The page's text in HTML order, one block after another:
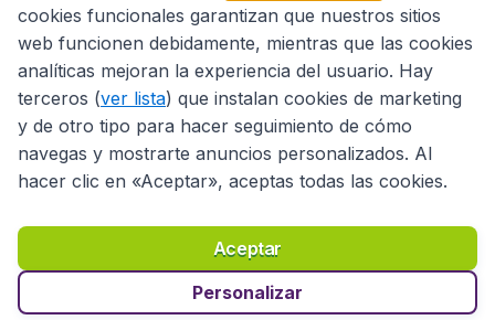
Privacidad
Copyright © 2026
cookies funcionales garantizan que nuestros sitios
web funcionen debidamente, mientras que las cookies
analíticas mejoran la experiencia del usuario. Hay
terceros (ver lista) que instalan cookies de marketing
y de otro tipo para hacer seguimiento de cómo
navegas y mostrarte anuncios personalizados. Al
hacer clic en «Aceptar», aceptas todas las cookies.
Aceptar
Personalizar